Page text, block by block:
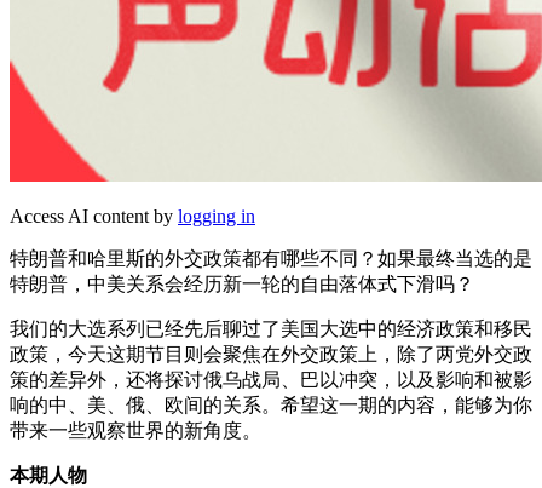
Access AI content by logging in
特朗普和哈里斯的外交政策都有哪些不同？如果最终当选的是
特朗普，中美关系会经历新一轮的自由落体式下滑吗？
我们的大选系列已经先后聊过了美国大选中的经济政策和移民
政策，今天这期节目则会聚焦在外交政策上，除了两党外交政
策的差异外，还将探讨俄乌战局、巴以冲突，以及影响和被影
响的中、美、俄、欧间的关系。希望这一期的内容，能够为你
带来一些观察世界的新角度。
本期人物